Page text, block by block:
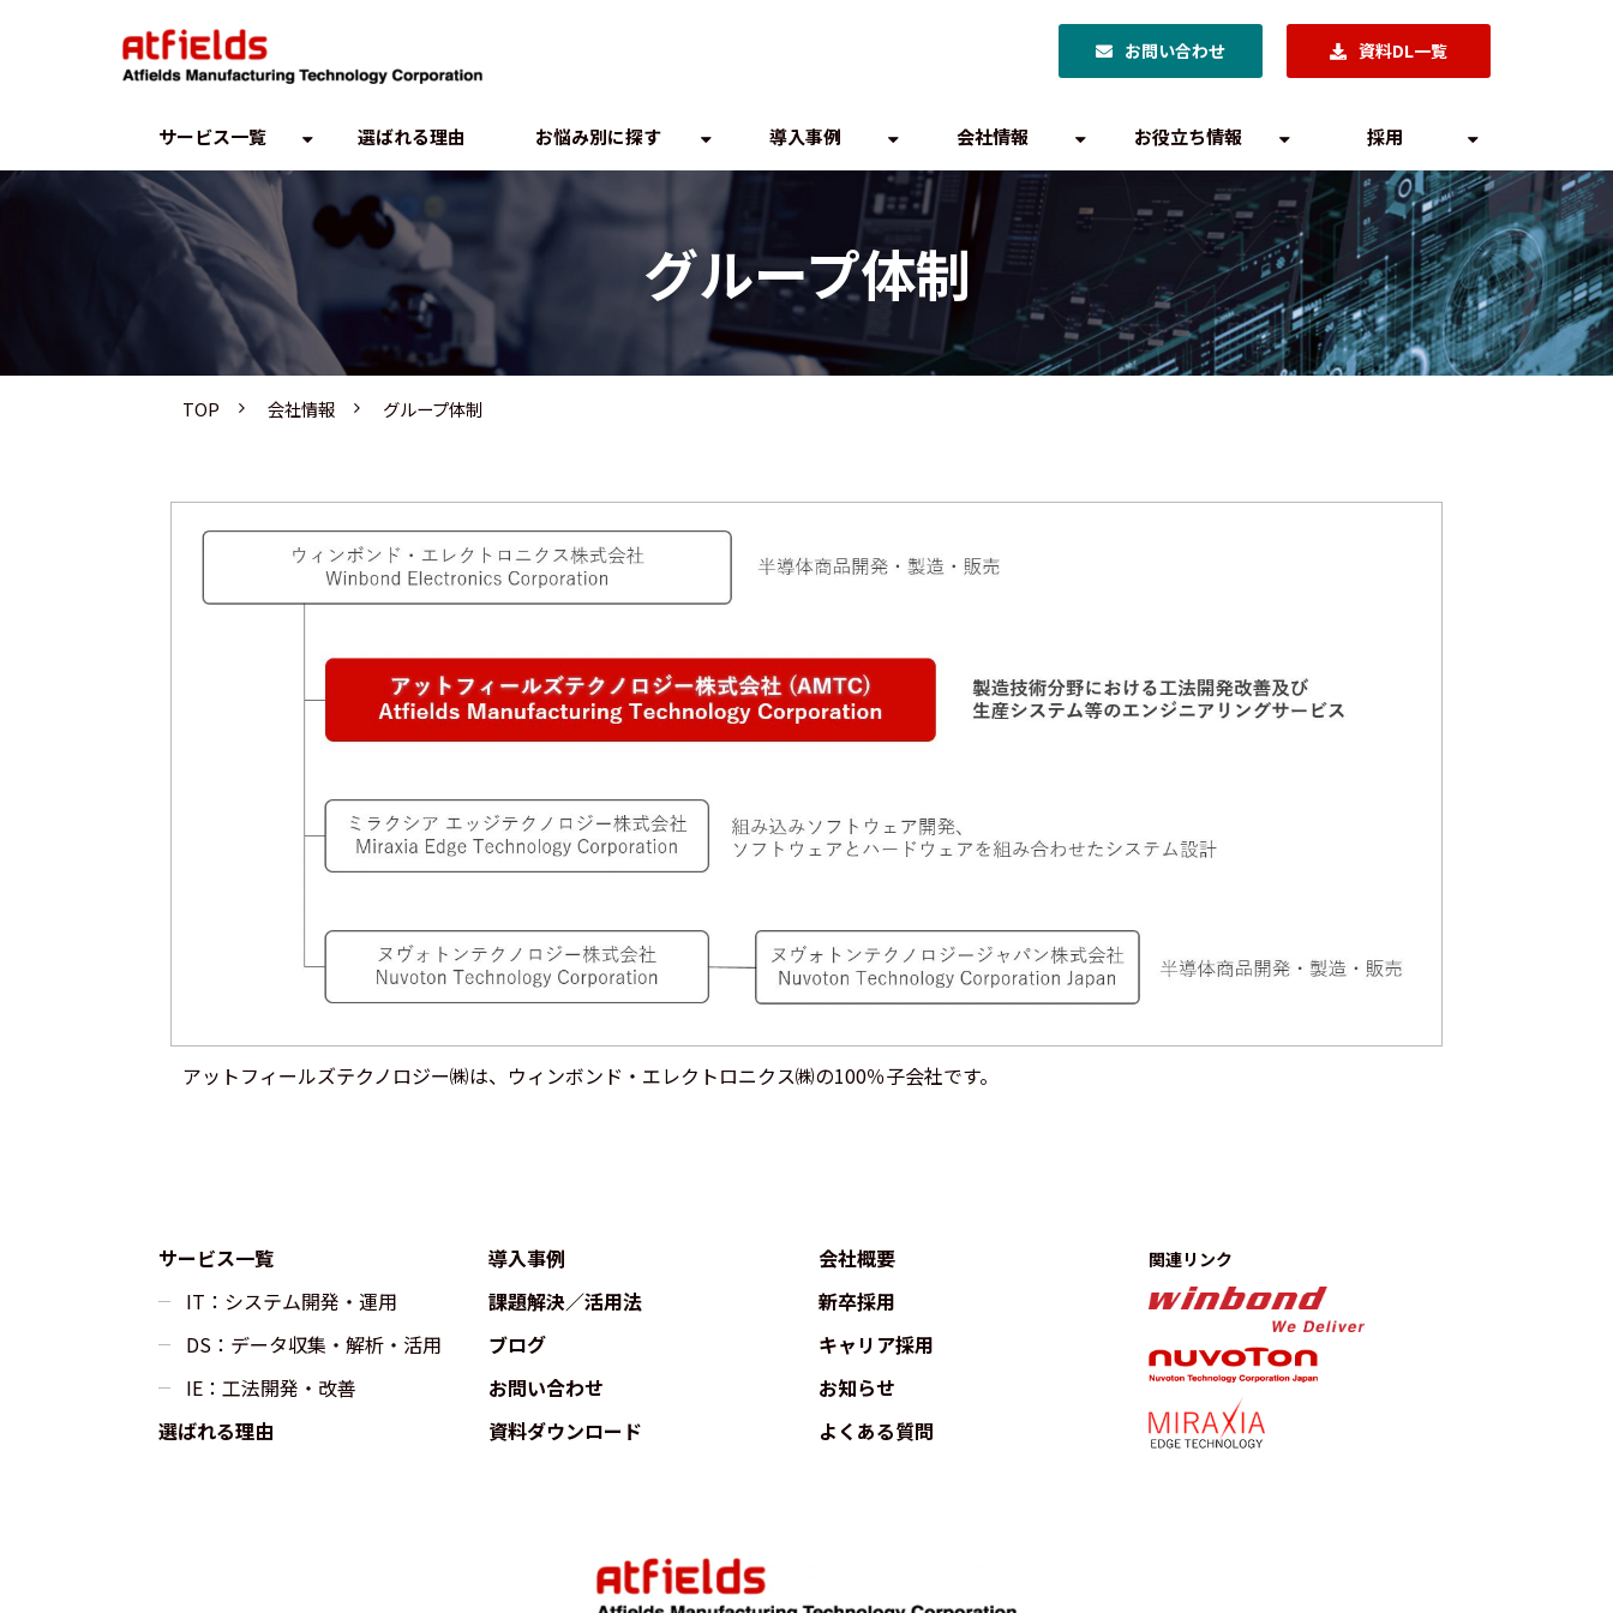
お問い合わせ 資料DL一覧
サービス一覧 選ばれる理由 お悩み別に探す 導入事例 会社情報 お役立ち情報 採用
グループ体制
TOP 会社情報 グループ体制
アットフィールズテクノロジー㈱は、ウィンボンド・エレクトロニクス㈱の100％子会社です。
サービス一覧
IT：システム開発・運用
DS：データ収集・解析・活用
IE：工法開発・改善
選ばれる理由
導入事例
課題解決／活用法
ブログ
お問い合わせ
資料ダウンロード
会社概要
新卒採用
キャリア採用
お知らせ
よくある質問
関連リンク